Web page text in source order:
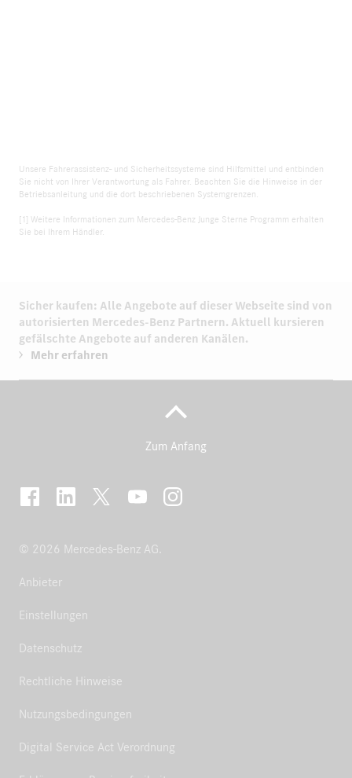
Unsere Fahrerassistenz- und Sicherheitssysteme sind Hilfsmittel und entbinden
Sie nicht von Ihrer Verantwortung als Fahrer. Beachten Sie die Hinweise in der
Betriebsanleitung und die dort beschriebenen Systemgrenzen.
[1] Weitere Informationen zum Mercedes-Benz Junge Sterne Programm erhalten
Sie bei Ihrem Händler.
Sicher kaufen: Alle Angebote auf dieser Webseite sind von
autorisierten Mercedes-Benz Partnern. Aktuell kursieren
gefälschte Angebote auf anderen Kanälen.
Mehr erfahren
Zum Anfang
© 2026 Mercedes-Benz AG.
Anbieter
Einstellungen
Datenschutz
Rechtliche Hinweise
Nutzungsbedingungen
Digital Service Act Verordnung